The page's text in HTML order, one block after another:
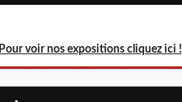
Pour voir nos expositions cliquez ici !